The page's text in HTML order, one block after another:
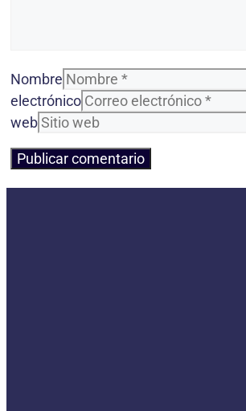
Nombre
electrónico
web